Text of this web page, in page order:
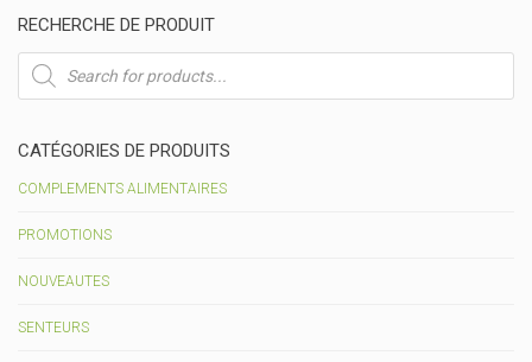
RECHERCHE DE PRODUIT
Recherche
de
produits
CATÉGORIES DE PRODUITS
COMPLEMENTS ALIMENTAIRES
PROMOTIONS
NOUVEAUTES
SENTEURS